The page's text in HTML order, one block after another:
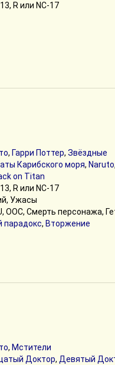
R или NC-17
, Гарри Поттер, Звёздные
Карибского моря, Naruto
on Titan
R или NC-17
Ужасы
ООС, Смерть персонажа,
парадокс, Вторжение
, Мстители
Доктор, Девятый